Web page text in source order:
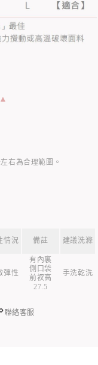
右為合理範圍。
情況 備註 建議洗滌
彈性
有內裏
側口袋
前衩高
27.5
手洗乾洗
聯絡客服